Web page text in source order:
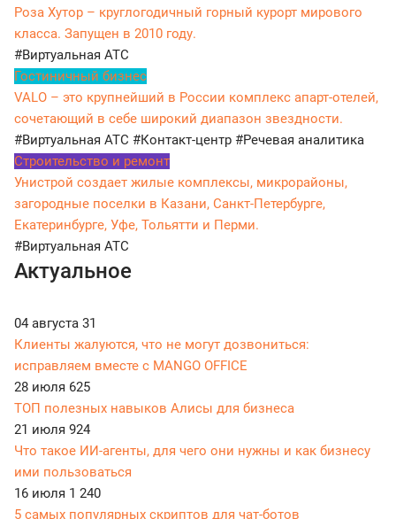
Роза Хутор – круглогодичный горный курорт мирового
класса. Запущен в 2010 году.
#Виртуальная АТС
Гостиничный бизнес
VALO – это крупнейший в России комплекс апарт-отелей,
сочетающий в себе широкий диапазон звездности.
#Виртуальная АТС #Контакт-центр #Речевая аналитика
Строительство и ремонт
Унистрой создает жилые комплексы, микрорайоны,
загородные поселки в Казани, Санкт-Петербурге,
Екатеринбурге, Уфе, Тольятти и Перми.
#Виртуальная АТС
Актуальное
04 августа 31
Клиенты жалуются, что не могут дозвониться:
исправляем вместе с MANGO OFFICE
28 июля 625
ТОП полезных навыков Алисы для бизнеса
21 июля 924
Что такое ИИ-агенты, для чего они нужны и как бизнесу
ими пользоваться
16 июля 1 240
5 самых популярных скриптов для чат-ботов